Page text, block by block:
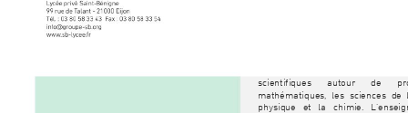
scientifiques autour de p
mathématiques, les sciences
physique et la chimie.